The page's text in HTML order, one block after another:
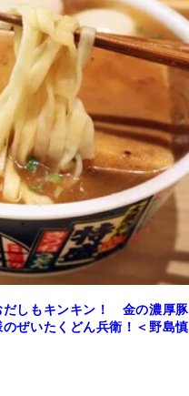
だしもキンキン！ 金の濃厚豚
ぜいたくどん兵衛！＜野島慎